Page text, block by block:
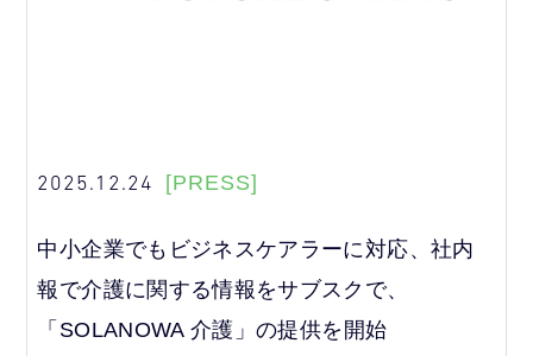
2025.12.24 [PRESS]
中小企業でもビジネスケアラーに対応、社内
報で介護に関する情報をサブスクで、
「SOLANOWA 介護」の提供を開始